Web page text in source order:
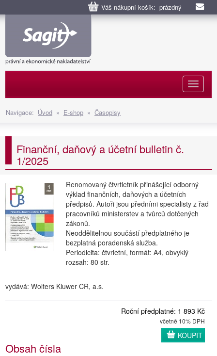
Váš nákupní košík: prázdný
Navigace: Úvod » E-shop » Časopisy
Finanční, daňový a účetní bulletin č.
1/2025
Renomovaný čtvrtletník přinášející odborný
výklad finančních, daňových a účetních
předpisů. Autoři jsou předními specialisty z řad
pracovníků ministerstev a tvůrců dotčených
zákonů.
Neoddělitelnou součástí předplatného je
bezplatná poradenská služba.
Periodicita: čtvrletní, formát: A4, obvyklý
rozsah: 80 str.
vydává: Wolters Kluwer ČR, a.s.
Roční předplatné: 1 893 Kč
včetně 10% DPH
KOUPIT
Obsah čísla